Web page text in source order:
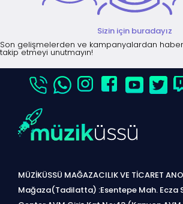
Sizin için buradayız
Son gelişmelerden ve kampanyalardan
takip etmeyi unutmayın!
MÜZİKÜSSÜ MAĞAZACILIK VE TİCARET
Mağaza(Tadilatta) :Esentepe Mah. Ecza